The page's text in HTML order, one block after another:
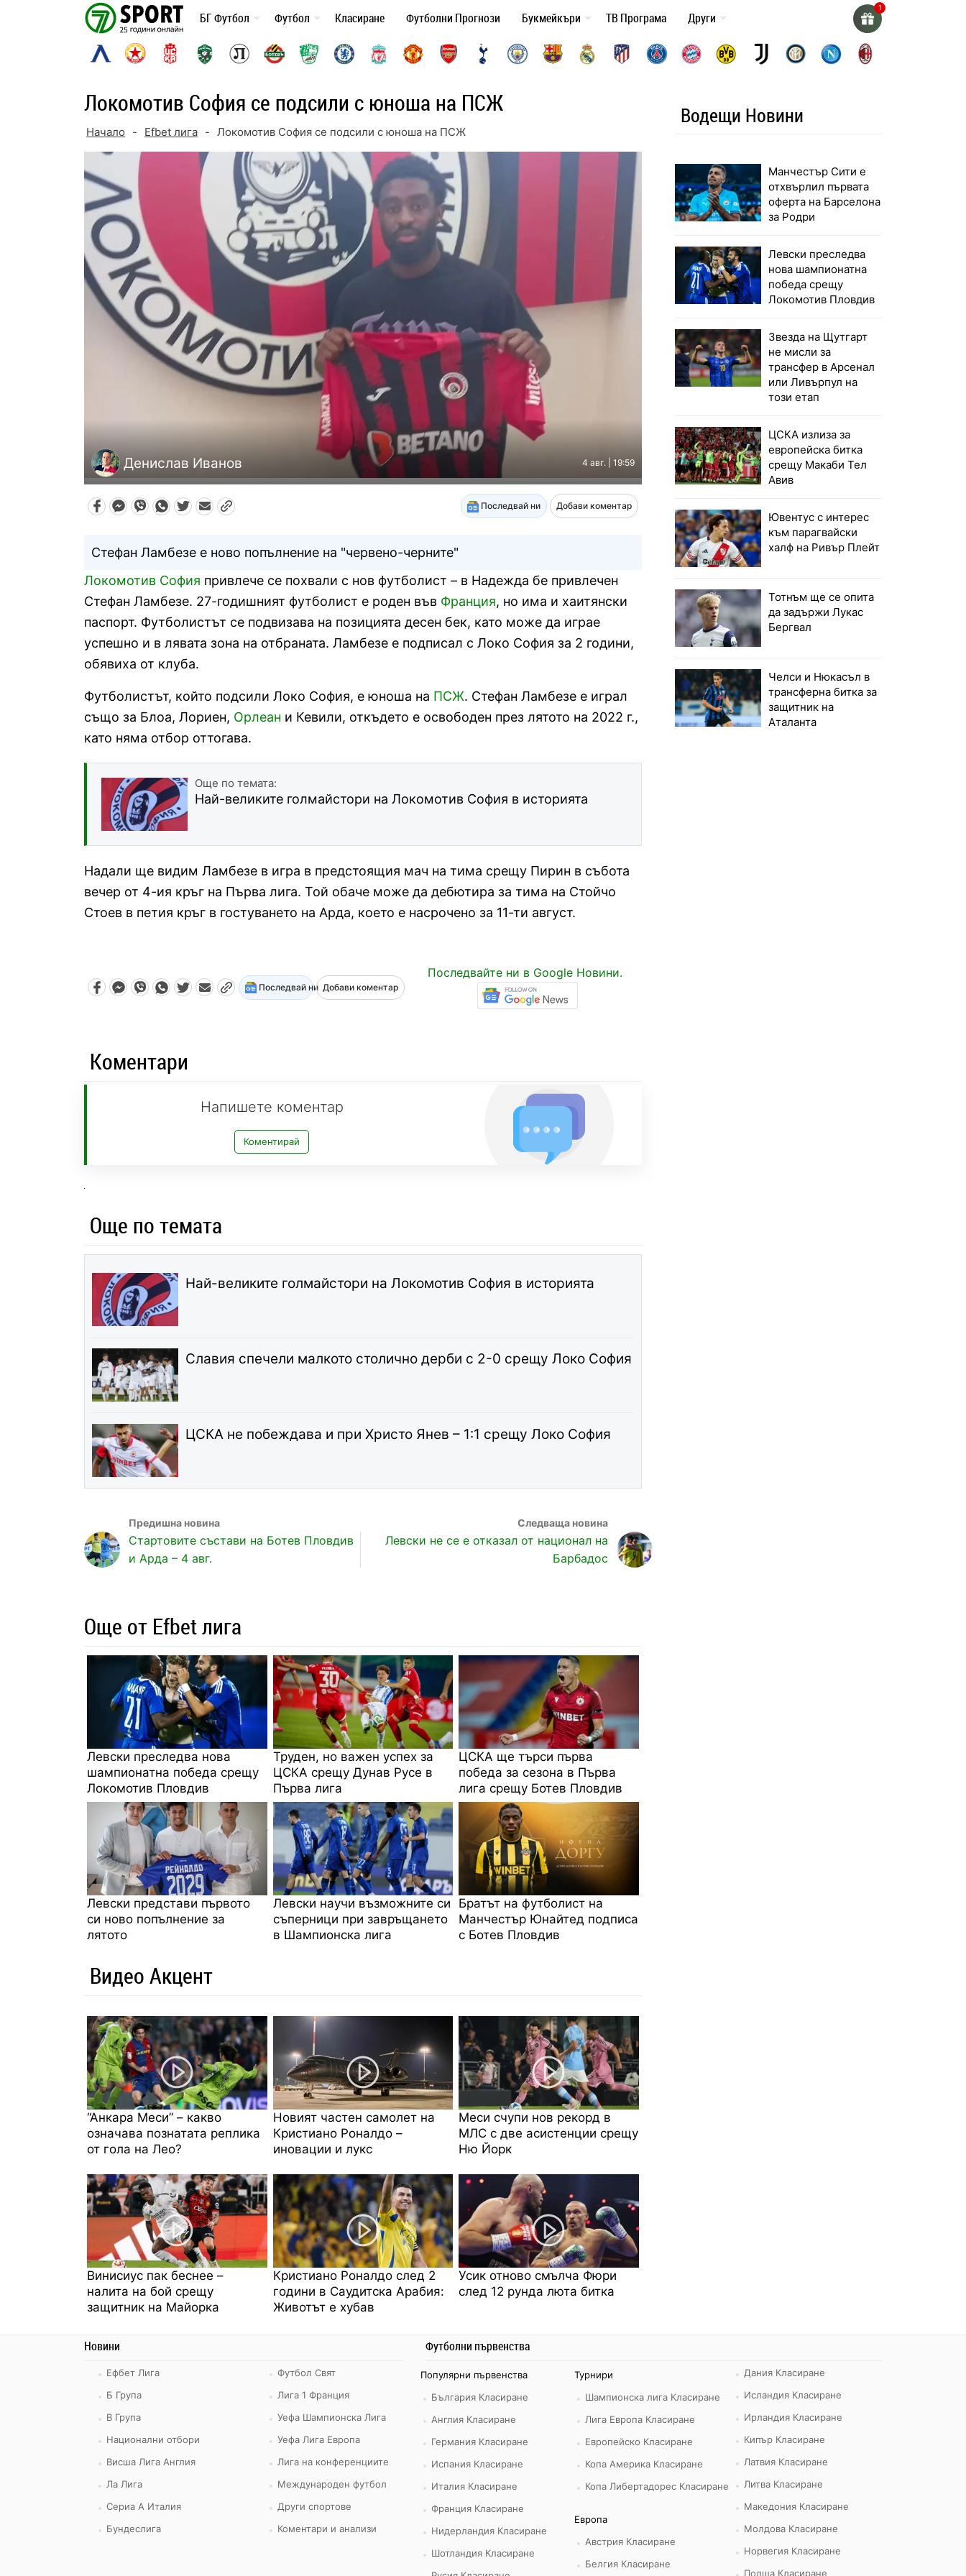
БГ Футбол Футбол Класиране Футболни Прогнози Букмейкъри ТВ Програма Други
Локомотив София се подсили с юноша на ПСЖ
Начало - Efbet лига - Локомотив София се подсили с юноша на ПСЖ
Денислав Иванов 4 авг. | 19:59
Последвай ни Добави коментар
Стефан Ламбезе е ново попълнение на "червено-черните"
Локомотив София привлече се похвали с нов футболист – в Надежда бе привлечен
Стефан Ламбезе. 27-годишният футболист е роден във Франция, но има и хаитянски
паспорт. Футболистът се подвизава на позицията десен бек, като може да играе
успешно и в лявата зона на отбраната. Ламбезе е подписал с Локо София за 2 години,
обявиха от клуба.
Футболистът, който подсили Локо София, е юноша на ПСЖ. Стефан Ламбезе е играл
също за Блоа, Лориен, Орлеан и Кевили, откъдето е освободен през лятото на 2022 г.,
като няма отбор оттогава.
Още по темата:
Най-великите голмайстори на Локомотив София в историята
Надали ще видим Ламбезе в игра в предстоящия мач на тима срещу Пирин в събота
вечер от 4-ия кръг на Първа лига. Той обаче може да дебютира за тима на Стойчо
Стоев в петия кръг в гостуването на Арда, което е насрочено за 11-ти август.
Последвай ни Добави коментар
Последвайте ни в Google Новини.
Коментари
Напишете коментар
Коментирай
Още по темата
Най-великите голмайстори на Локомотив София в историята
Славия спечели малкото столично дерби с 2-0 срещу Локо София
ЦСКА не побеждава и при Христо Янев – 1:1 срещу Локо София
Стартовите състави на Ботев Пловдив
и Арда – 4 авг.
Левски не се е отказал от национал на
Барбадос
Още от Efbet лига
Левски преследва нова
шампионатна победа срещу
Локомотив Пловдив
Труден, но важен успех за
ЦСКА срещу Дунав Русе в
Първа лига
ЦСКА ще търси първа
победа за сезона в Първа
лига срещу Ботев Пловдив
Левски представи първото
си ново попълнение за
лятото
Левски научи възможните си
съперници при завръщането
в Шампионска лига
Братът на футболист на
Манчестър Юнайтед подписа
с Ботев Пловдив
Видео Акцент
“Анкара Меси” – какво
означава познатата реплика
от гола на Лео?
Новият частен самолет на
Кристиано Роналдо –
иновации и лукс
Меси счупи нов рекорд в
МЛС с две асистенции срещу
Ню Йорк
Винисиус пак беснее –
налита на бой срещу
защитник на Майорка
Кристиано Роналдо след 2
години в Саудитска Арабия:
Животът е хубав
Усик отново смълча Фюри
след 12 рунда люта битка
Водещи Новини
Манчестър Сити е
отхвърлил първата
оферта на Барселона
за Родри
Левски преследва
нова шампионатна
победа срещу
Локомотив Пловдив
Звезда на Щутгарт
не мисли за
трансфер в Арсенал
или Ливърпул на
този етап
ЦСКА излиза за
европейска битка
срещу Макаби Тел
Авив
Ювентус с интерес
към парагвайски
халф на Ривър Плейт
Тотнъм ще се опита
да задържи Лукас
Бергвал
Челси и Нюкасъл в
трансферна битка за
защитник на
Аталанта
Новини
Ефбет Лига
Б Група
В Група
Национални отбори
Висша Лига Англия
Ла Лига
Сериа А Италия
Бундеслига
Футбол Свят
Лига 1 Франция
Уефа Шампионска Лига
Уефа Лига Европа
Лига на конференциите
Международен футбол
Други спортове
Коментари и анализи
Футболни първенства
Популярни първенства
България Класиране
Англия Класиране
Германия Класиране
Испания Класиране
Италия Класиране
Франция Класиране
Нидерландия Класиране
Шотландия Класиране
Турнири
Шампионска лига Класиране
Лига Европа Класиране
Европейско Класиране
Копа Америка Класиране
Копа Либертадорес Класиране
Европа
Австрия Класиране
Белгия Класиране
Дания Класиране
Исландия Класиране
Ирландия Класиране
Кипър Класиране
Латвия Класиране
Литва Класиране
Македония Класиране
Молдова Класиране
Норвегия Класиране
Полша Класиране